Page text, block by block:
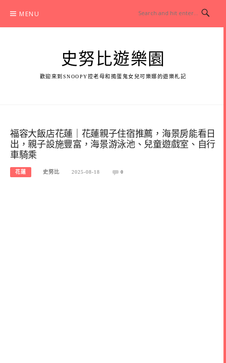
content
MENU
史努比遊樂園
歡迎來到SNOOPY控老母和搗蛋鬼女兒可樂娜的遊樂札記
福容大飯店花蓮｜花蓮親子住宿推薦，海景房能看日
出，親子設施豐富，海景游泳池、兒童遊戲室、自行
車騎乘
花蓮 史努比 2025-08-18 0